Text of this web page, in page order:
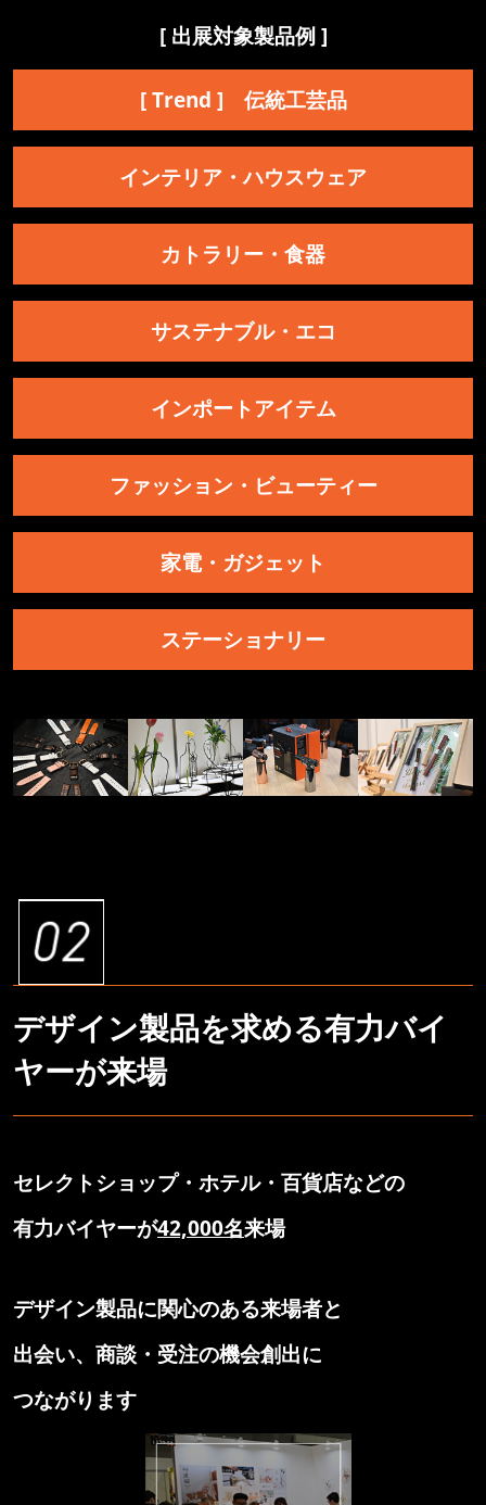
[ 出展対象製品例 ]
[ Trend ] 伝統工芸品
インテリア・ハウスウェア
カトラリー・食器
サステナブル・エコ
インポートアイテム
ファッション・ビューティー
家電・ガジェット
ステーショナリー
デザイン製品を求める有力バイ
ヤーが来場
セレクトショップ・ホテル・百貨店などの
有力バイヤーが42,000名来場
デザイン製品に関心のある来場者と
出会い、商談・受注の機会創出に
つながります